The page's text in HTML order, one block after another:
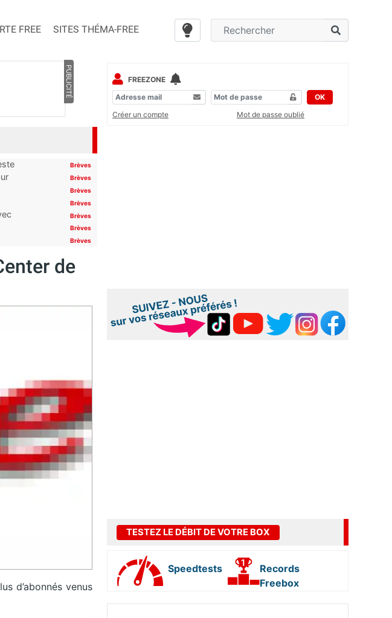
FREE SITES THÉMA-FREE
PUBLICITÉ
Brèves
Brèves
Brèves
Brèves
Brèves
Brèves
Brèves
de
d’abonnés venus
FREEZONE
OK
Créer un compte
Mot de passe oublié
TESTEZ LE DÉBIT DE VOTRE BOX
Speedtests
Records
Freebox